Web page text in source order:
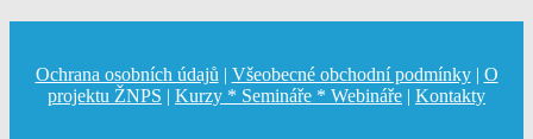
Ochrana osobních údajů | Všeobecné obchodní podmínky | O
projektu ŽNPS | Kurzy * Semináře * Webináře | Kontakty